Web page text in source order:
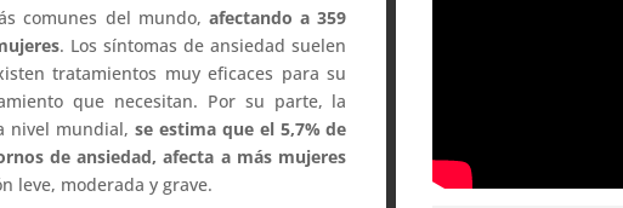
comunes del mundo,afectando a 359
. Los síntomas de ansiedad suelen
tratamientos muy eficaces para su
que necesitan. Por su parte, la
nivel mundial, se estima que el 5,7% de
de ansiedad, afecta a más mujeres
leve, moderada y grave.